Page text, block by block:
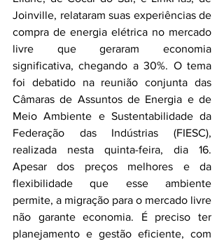
Joinville, relataram suas experiências de
compra de energia elétrica no mercado
livre que geraram economia
significativa, chegando a 30%. O tema
foi debatido na reunião conjunta das
Câmaras de Assuntos de Energia e de
Meio Ambiente e Sustentabilidade da
Federação das Indústrias (FIESC),
realizada nesta quinta-feira, dia 16.
Apesar dos preços melhores e da
flexibilidade que esse ambiente
permite, a migração para o mercado livre
não garante economia. É preciso ter
planejamento e gestão eficiente, com